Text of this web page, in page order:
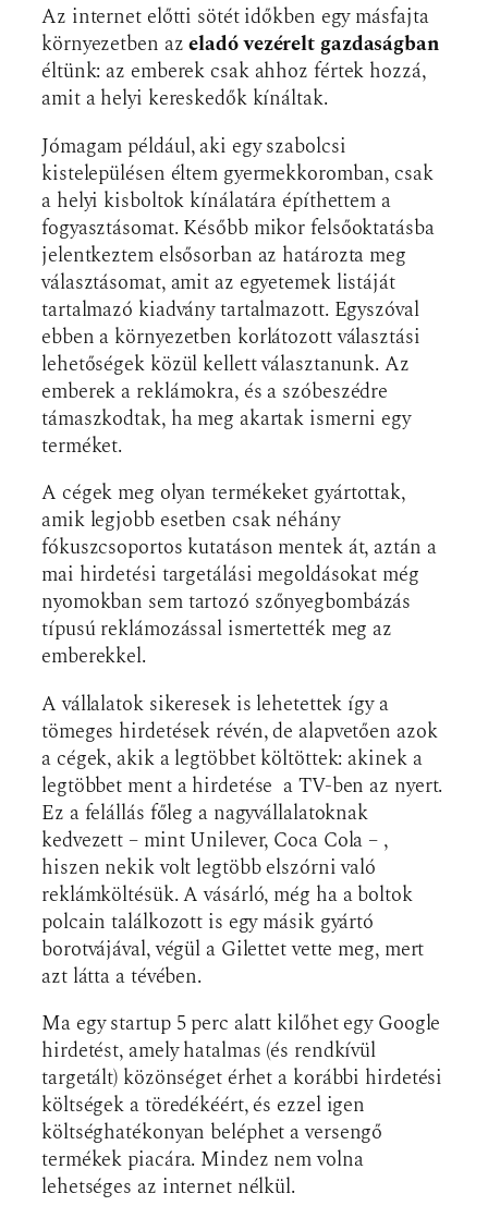
Az internet előtti sötét időkben egy másfajta
környezetben azeladó vezérelt gazdaságban
éltünk: az emberek csak ahhoz fértek hozzá,
amit a helyi kereskedők kínáltak.
Jómagam például, aki egy szabolcsi
kistelepülésen éltem gyermekkoromban, csak
a helyi kisboltok kínálatára építhettem a
fogyasztásomat. Később mikor felsőoktatásba
jelentkeztem elsősorban az határozta meg
választásomat, amit az egyetemek listáját
tartalmazó kiadvány tartalmazott. Egyszóval
ebben a környezetben korlátozott választási
lehetőségek közül kellett választanunk. Az
emberek a reklámokra, és a szóbeszédre
támaszkodtak, ha meg akartak ismerni egy
terméket.
A cégek meg olyan termékeket gyártottak,
amik legjobb esetben csak néhány
fókuszcsoportos kutatáson mentek át, aztán a
mai hirdetési targetálási megoldásokat még
nyomokban sem tartozó szőnyegbombázás
típusú reklámozással ismertették meg az
emberekkel.
A vállalatok sikeresek is lehetettek így a
tömeges hirdetések révén, de alapvetően azok
a cégek, akik a legtöbbet költöttek: akinek a
legtöbbet ment a hirdetése a TV-ben az nyert.
Ez a felállás főleg a nagyvállalatoknak
kedvezett – mint Unilever, Coca Cola – ,
hiszen nekik volt legtöbb elszórni való
reklámköltésük. A vásárló, még ha a boltok
polcain találkozott is egy másik gyártó
borotvájával, végül a Gilettet vette meg, mert
azt látta a tévében.
Ma egy startup 5 perc alatt kilőhet egy Google
hirdetést, amely hatalmas (és rendkívül
targetált) közönséget érhet a korábbi hirdetési
költségek a töredékéért, és ezzel igen
költséghatékonyan beléphet a versengő
termékek piacára. Mindez nem volna
lehetséges az internet nélkül.